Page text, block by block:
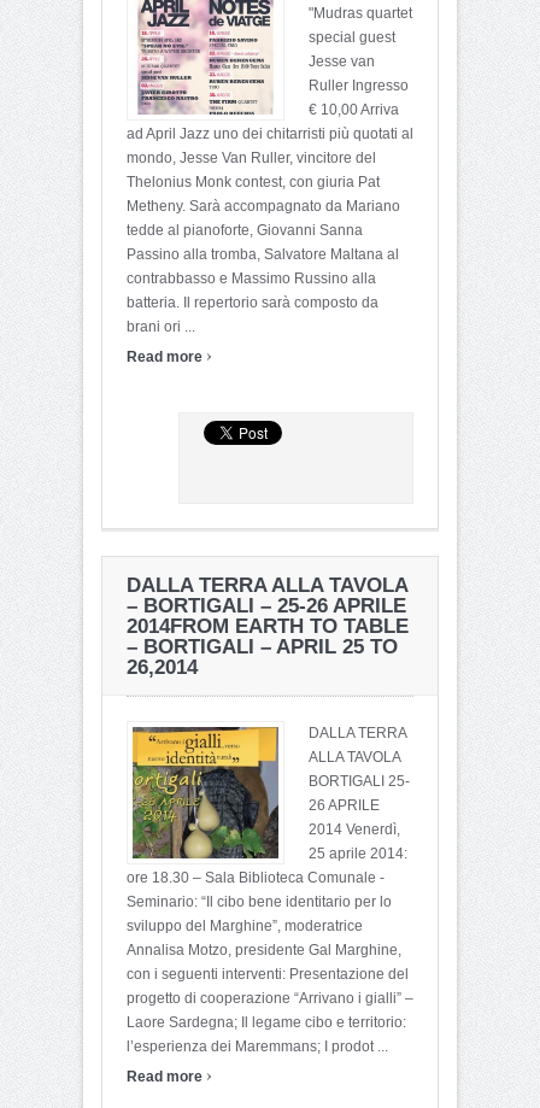
"Mudras quartet
special guest
Jesse van
Ruller Ingresso
€ 10,00 Arriva
ad April Jazz uno dei chitarristi più quotati al
mondo, Jesse Van Ruller, vincitore del
Thelonius Monk contest, con giuria Pat
Metheny. Sarà accompagnato da Mariano
tedde al pianoforte, Giovanni Sanna
Passino alla tromba, Salvatore Maltana al
contrabbasso e Massimo Russino alla
batteria. Il repertorio sarà composto da
brani ori ...
Read more ›
DALLA TERRA ALLA TAVOLA
– BORTIGALI – 25-26 APRILE
2014FROM EARTH TO TABLE
– BORTIGALI – APRIL 25 TO
26,2014
DALLA TERRA
ALLA TAVOLA
BORTIGALI 25-
26 APRILE
2014 Venerdì,
25 aprile 2014:
ore 18.30 – Sala Biblioteca Comunale -
Seminario: “Il cibo bene identitario per lo
sviluppo del Marghine”, moderatrice
Annalisa Motzo, presidente Gal Marghine,
con i seguenti interventi: Presentazione del
progetto di cooperazione “Arrivano i gialli” –
Laore Sardegna; Il legame cibo e territorio:
l’esperienza dei Maremmans; I prodot ...
Read more ›